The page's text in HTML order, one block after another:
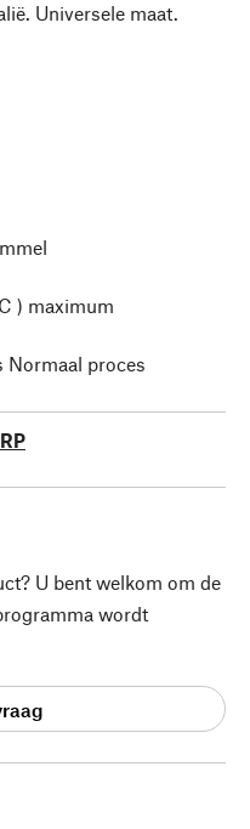
Universele maat.
) maximum
Normaal proces
U bent welkom om de
wordt